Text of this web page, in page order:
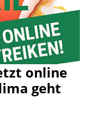
online
geht